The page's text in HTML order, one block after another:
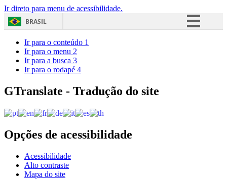
Ir direto para menu de acessibilidade.
BRASIL
Acesso à informação
Ir para o conteúdo 1
Ir para o menu 2
Ir para a busca 3
Ir para o rodapé 4
GTranslate - Tradução do site
Opções de acessibilidade
Acessibilidade
Alto contraste
Mapa do site